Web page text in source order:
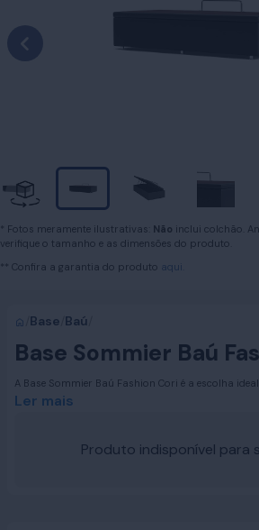
* Fotos meramente ilustrativas: Não inclui colchão.
verifique o tamanho e as dimensões do produto.
** Confira a garantia do produto aqui.
Base Baú
Base Sommier Baú
A Base Sommier Baú Fashion Cori é a escolha
otimizar espaço com praticidade e estilo.
Ler mais
Produto indisponível para